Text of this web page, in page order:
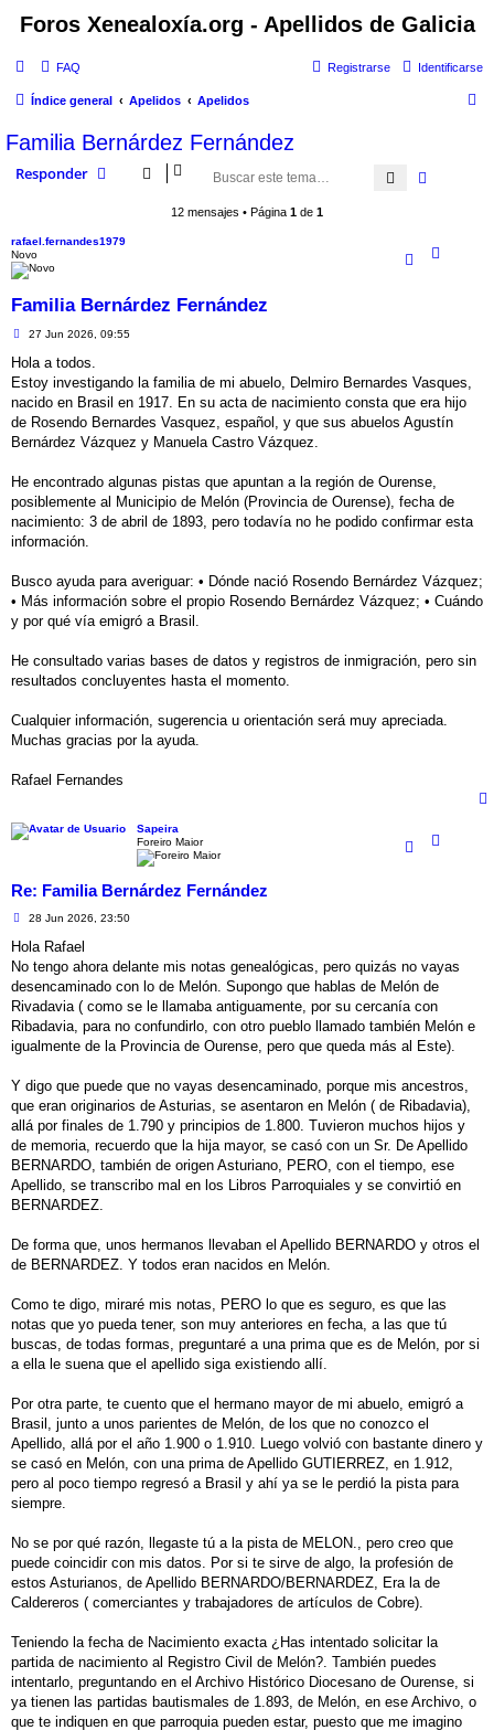
Foros Xenealoxía.org - Apellidos de Galicia
FAQ Identificarse
Registrarse
Índice general Apelidos Apelidos
Familia Bernárdez Fernández
Responder Buscar
12 mensajes • Página 1 de 1
rafael.fernandes1979
Novo
Familia Bernárdez Fernández
M
n
a
j
27 Jun 2026, 09:55
Hola a todos.
Estoy investigando la familia de mi abuelo, Delmiro Bernardes Vasques,
nacido en Brasil en 1917. En su acta de nacimiento consta que era hijo
de Rosendo Bernardes Vasquez, español, y que sus abuelos Agustín
Bernárdez Vázquez y Manuela Castro Vázquez.
He encontrado algunas pistas que apuntan a la región de Ourense,
posiblemente al Municipio de Melón (Provincia de Ourense), fecha de
nacimiento: 3 de abril de 1893, pero todavía no he podido confirmar esta
información.
Busco ayuda para averiguar: • Dónde nació Rosendo Bernárdez Vázquez;
• Más información sobre el propio Rosendo Bernárdez Vázquez; • Cuándo
y por qué vía emigró a Brasil.
He consultado varias bases de datos y registros de inmigración, pero sin
resultados concluyentes hasta el momento.
Cualquier información, sugerencia u orientación será muy apreciada.
Muchas gracias por la ayuda.
Rafael Fernandes
Sapeira
Foreiro Maior
Re: Familia Bernárdez Fernández
M
n
a
j
28 Jun 2026, 23:50
Hola Rafael
No tengo ahora delante mis notas genealógicas, pero quizás no vayas
desencaminado con lo de Melón. Supongo que hablas de Melón de
Rivadavia ( como se le llamaba antiguamente, por su cercanía con
Ribadavia, para no confundirlo, con otro pueblo llamado también Melón e
igualmente de la Provincia de Ourense, pero que queda más al Este).
Y digo que puede que no vayas desencaminado, porque mis ancestros,
que eran originarios de Asturias, se asentaron en Melón ( de Ribadavia),
allá por finales de 1.790 y principios de 1.800. Tuvieron muchos hijos y
de memoria, recuerdo que la hija mayor, se casó con un Sr. De Apellido
BERNARDO, también de origen Asturiano, PERO, con el tiempo, ese
Apellido, se transcribo mal en los Libros Parroquiales y se convirtió en
BERNARDEZ.
De forma que, unos hermanos llevaban el Apellido BERNARDO y otros el
de BERNARDEZ. Y todos eran nacidos en Melón.
Como te digo, miraré mis notas, PERO lo que es seguro, es que las
notas que yo pueda tener, son muy anteriores en fecha, a las que tú
buscas, de todas formas, preguntaré a una prima que es de Melón, por si
a ella le suena que el apellido siga existiendo allí.
Por otra parte, te cuento que el hermano mayor de mi abuelo, emigró a
Brasil, junto a unos parientes de Melón, de los que no conozco el
Apellido, allá por el año 1.900 o 1.910. Luego volvió con bastante dinero y
se casó en Melón, con una prima de Apellido GUTIERREZ, en 1.912,
pero al poco tiempo regresó a Brasil y ahí ya se le perdió la pista para
siempre.
No se por qué razón, llegaste tú a la pista de MELON., pero creo que
puede coincidir con mis datos. Por si te sirve de algo, la profesión de
estos Asturianos, de Apellido BERNARDO/BERNARDEZ, Era la de
Caldereros ( comerciantes y trabajadores de artículos de Cobre).
Teniendo la fecha de Nacimiento exacta ¿Has intentado solicitar la
partida de nacimiento al Registro Civil de Melón?. También puedes
intentarlo, preguntando en el Archivo Histórico Diocesano de Ourense, si
ya tienen las partidas bautismales de 1.893, de Melón, en ese Archivo, o
que te indiquen en que parroquia pueden estar, puesto que me imagino